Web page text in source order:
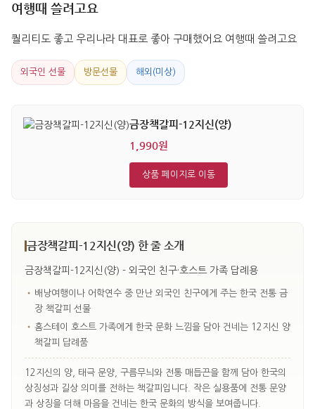
여행때 쓸려고요
퀄리티도 좋고 우리나라 대표로 좋아 구매했어요 여행때 쓸려고요
외국인 선물 방문선물 해외(미상)
금장책갈피-12지신(양)
1,990원
상품 페이지로 이동
금장책갈피-12지신(양) 한 줄 소개
금장책갈피-12지신(양) - 외국인 친구·호스트 가족 답례용
• 배낭여행이나 어학연수 중 만난 외국인 친구에게 주는 한국 전통 금
장 책갈피 선물
• 홈스테이 호스트 가족에게 한국 문화 느낌을 담아 건네는 12지신 양
책갈피 답례품
12지신의 양, 태극 문양, 구름무늬와 전통 매듭끈을 함께 담아 한국의
상징성과 길상 의미를 전하는 책갈피입니다. 작은 실용품에 전통 문양
과 상징을 더해 마음을 건네는 한국 문화의 방식을 보여줍니다.